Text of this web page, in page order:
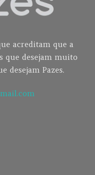
acreditam que a
que desejam muito
desejam Pazes.